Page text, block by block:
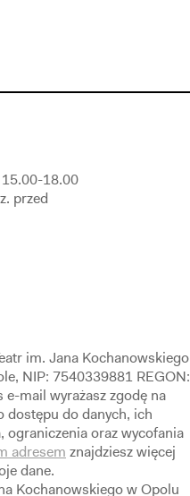
18.00
przed
im. Jana Kochanowskiego
NIP: 7540339881 REGON:
e-mail wyrażasz zgodę na
dostępu do danych, ich
ograniczenia oraz wycofania
adresem znajdziesz więcej
dane.
Kochanowskiego w Opolu